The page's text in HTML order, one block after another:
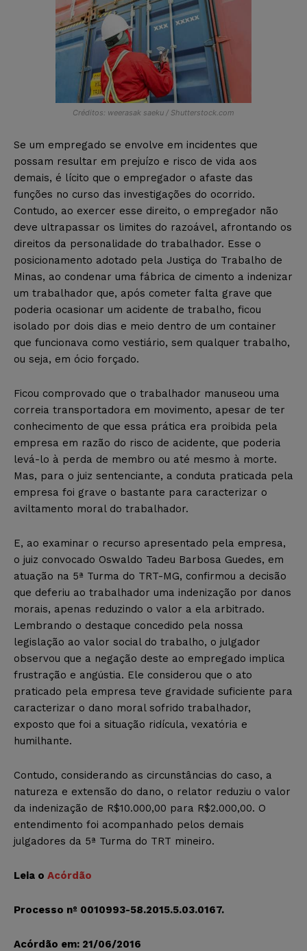
Créditos: weerasak saeku / Shutterstock.com
Se um empregado se envolve em incidentes que
possam resultar em prejuízo e risco de vida aos
demais, é lícito que o empregador o afaste das
funções no curso das investigações do ocorrido.
Contudo, ao exercer esse direito, o empregador não
deve ultrapassar os limites do razoável, afrontando os
direitos da personalidade do trabalhador. Esse o
posicionamento adotado pela Justiça do Trabalho de
Minas, ao condenar uma fábrica de cimento a indenizar
um trabalhador que, após cometer falta grave que
poderia ocasionar um acidente de trabalho, ficou
isolado por dois dias e meio dentro de um container
que funcionava como vestiário, sem qualquer trabalho,
ou seja, em ócio forçado.
Ficou comprovado que o trabalhador manuseou uma
correia transportadora em movimento, apesar de ter
conhecimento de que essa prática era proibida pela
empresa em razão do risco de acidente, que poderia
levá-lo à perda de membro ou até mesmo à morte.
Mas, para o juiz sentenciante, a conduta praticada pela
empresa foi grave o bastante para caracterizar o
aviltamento moral do trabalhador.
E, ao examinar o recurso apresentado pela empresa,
o juiz convocado Oswaldo Tadeu Barbosa Guedes, em
atuação na 5ª Turma do TRT-MG, confirmou a decisão
que deferiu ao trabalhador uma indenização por danos
morais, apenas reduzindo o valor a ela arbitrado.
Lembrando o destaque concedido pela nossa
legislação ao valor social do trabalho, o julgador
observou que a negação deste ao empregado implica
frustração e angústia. Ele considerou que o ato
praticado pela empresa teve gravidade suficiente para
caracterizar o dano moral sofrido trabalhador,
exposto que foi a situação ridícula, vexatória e
humilhante.
Contudo, considerando as circunstâncias do caso, a
natureza e extensão do dano, o relator reduziu o valor
da indenização de R$10.000,00 para R$2.000,00. O
entendimento foi acompanhado pelos demais
julgadores da 5ª Turma do TRT mineiro.
Leia o Acórdão
Processo nº 0010993-58.2015.5.03.0167.
Acórdão em: 21/06/2016